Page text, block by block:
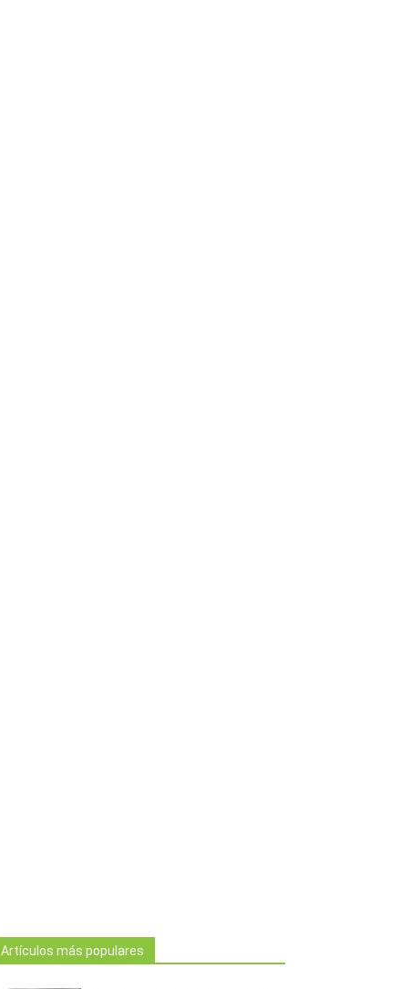
Artículos más populares